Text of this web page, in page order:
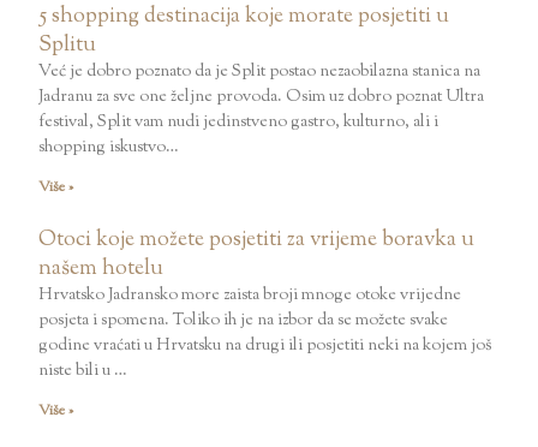
5 shopping destinacija koje morate posjetiti u
Splitu
Već je dobro poznato da je Split postao nezaobilazna stanica na
Jadranu za sve one željne provoda. Osim uz dobro poznat Ultra
festival, Split vam nudi jedinstveno gastro, kulturno, ali i
shopping iskustvo…
Više »
Otoci koje možete posjetiti za vrijeme boravka u
našem hotelu
Hrvatsko Jadransko more zaista broji mnoge otoke vrijedne
posjeta i spomena. Toliko ih je na izbor da se možete svake
godine vraćati u Hrvatsku na drugi ili posjetiti neki na kojem još
niste bili u …
Više »